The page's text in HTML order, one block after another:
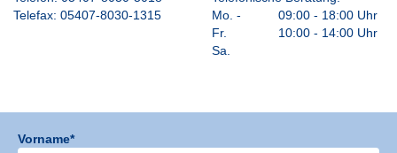
Telefax: 05407-8030-1315
Mo. -
Fr.
Sa.
09:00 - 18:00 Uhr
10:00 - 14:00 Uhr
Vorname*